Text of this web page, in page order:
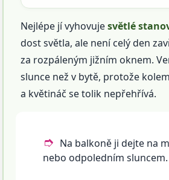
Nejlépe jí vyhovujesvětlé
dost světla, ale není celý den
za rozpáleným jižním oknem.
slunce než v bytě, protože
a květináč se tolik nepřehřívá.
Na balkoně ji dejte na
nebo odpoledním sluncem.